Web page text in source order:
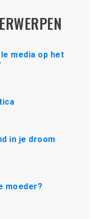
media op het
in je droom
moeder?